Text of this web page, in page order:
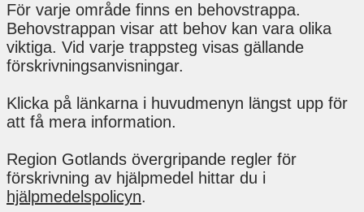
För varje område finns en behovstrappa.
Behovstrappan visar att behov kan vara olika
viktiga. Vid varje trappsteg visas gällande
förskrivningsanvisningar.
Klicka på länkarna i huvudmenyn längst upp för
att få mera information.
Region Gotlands övergripande regler för
hjälpmedelspolicyn.